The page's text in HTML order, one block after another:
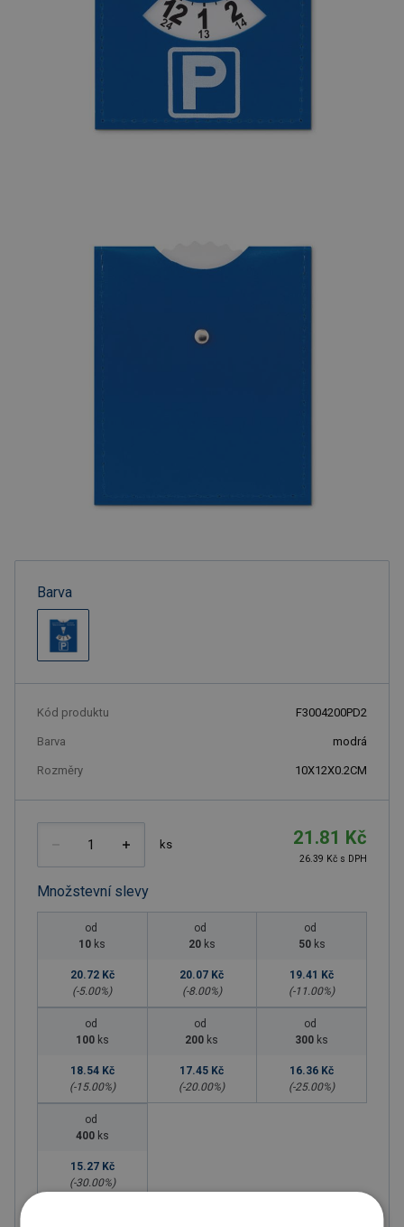
Barva
Kód produktu F3004200PD2
Barva modrá
Rozměry 10X12X0.2CM
ks 21.81 Kč
26.39 Kč s DPH
Množstevní slevy
od
10 ks
20.72 Kč
(-5.00%)
od
20 ks
20.07 Kč
(-8.00%)
od
50 ks
19.41 Kč
(-11.00%)
od
100 ks
18.54 Kč
(-15.00%)
od
200 ks
17.45 Kč
(-20.00%)
od
300 ks
16.36 Kč
(-25.00%)
od
400 ks
15.27 Kč
(-30.00%)